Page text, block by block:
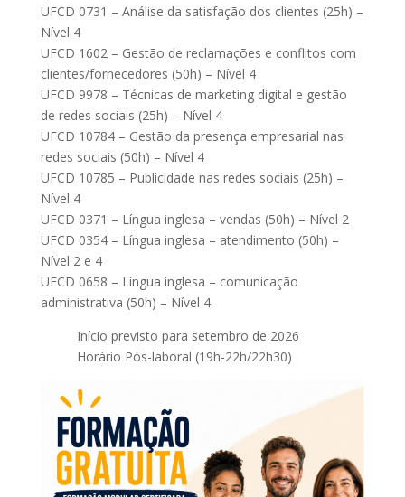
UFCD 0731 – Análise da satisfação dos clientes (25h) –
Nível 4
UFCD 1602 – Gestão de reclamações e conflitos com
clientes/fornecedores (50h) – Nível 4
UFCD 9978 – Técnicas de marketing digital e gestão
de redes sociais (25h) – Nível 4
UFCD 10784 – Gestão da presença empresarial nas
redes sociais (50h) – Nível 4
UFCD 10785 – Publicidade nas redes sociais (25h) –
Nível 4
UFCD 0371 – Língua inglesa – vendas (50h) – Nível 2
UFCD 0354 – Língua inglesa – atendimento (50h) –
Nível 2 e 4
UFCD 0658 – Língua inglesa – comunicação
administrativa (50h) – Nível 4
Início previsto para setembro de 2026
Horário Pós-laboral (19h-22h/22h30)